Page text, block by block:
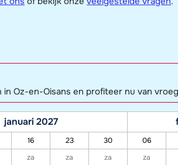
Oz-en-Oisans en profiteer nu van
januari 2027
16 23 30 06
za za za za